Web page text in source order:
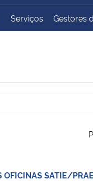
Geral da
Serviços Gestores
OFICINAS SATIE/